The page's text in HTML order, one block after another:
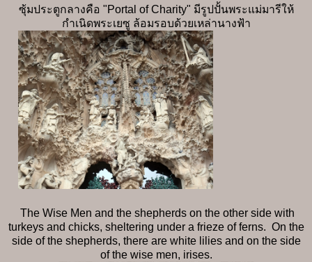
ซุ้มประตูกลางคือ "Portal of Charity" มีรูปปั้นพระแม่มารีให้
กำเนิดพระเยซู ล้อมรอบด้วยเหล่านางฟ้า
The Wise Men and the shepherds on the other side with
turkeys and chicks, sheltering under a frieze of ferns. On the
side of the shepherds, there are white lilies and on the side
of the wise men, irises.